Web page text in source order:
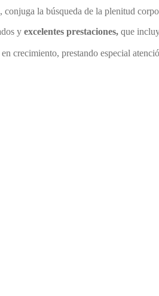
conjuga la búsqueda de la plenitud
y excelentes prestaciones, que
crecimiento, prestando especial